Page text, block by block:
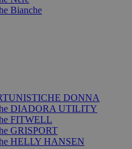
Bianche
DONNA
DIADORA UTILITY
FITWELL
GRISPORT
HELLY HANSEN